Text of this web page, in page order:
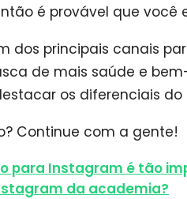
é provável que
dos principais canais
de mais saúde e
os diferenciais
Continue com a gente!
para Instagram é tão
da academia?